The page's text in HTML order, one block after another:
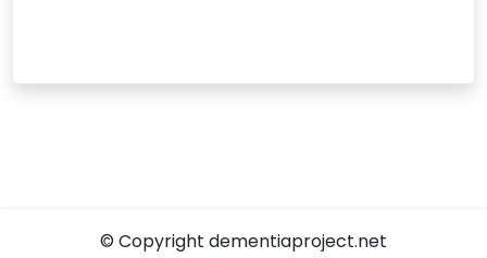
© Copyright dementiaproject.net